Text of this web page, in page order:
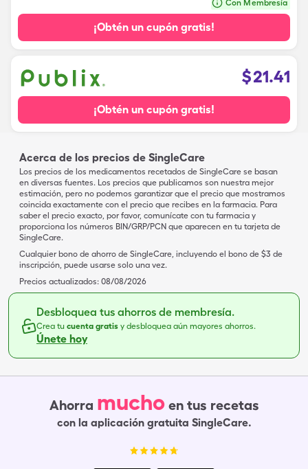
Con Membresía
¡Obtén un cupón gratis!
$21.41
¡Obtén un cupón gratis!
Acerca de los precios de SingleCare
Los precios de los medicamentos recetados de SingleCare se basan
en diversas fuentes. Los precios que publicamos son nuestra mejor
estimación, pero no podemos garantizar que el precio que mostramos
coincida exactamente con el precio que recibes en la farmacia. Para
saber el precio exacto, por favor, comunícate con tu farmacia y
proporciona los números BIN/GRP/PCN que aparecen en tu tarjeta de
SingleCare.
Cualquier bono de ahorro de SingleCare, incluyendo el bono de $3 de
inscripción, puede usarse solo una vez.
Precios actualizados: 08/08/2026
Desbloquea tus ahorros de membresía.
Crea tu cuenta gratis y desbloquea aún mayores ahorros.
Únete hoy
Ahorra mucho en tus recetas
con la aplicación gratuita SingleCare.